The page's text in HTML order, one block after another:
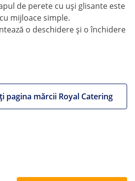
de perete cu uși glisante este
mijloace simple.
o deschidere și o închidere
pagina mărcii Royal Catering